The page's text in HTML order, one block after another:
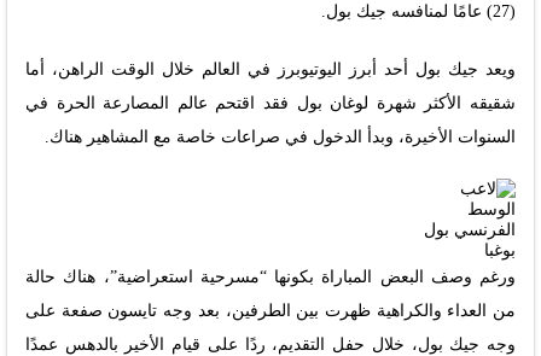
(27) عامًا لمنافسه جيك بول.
ويعد جيك بول أحد أبرز اليوتيوبرز في العالم خلال الوقت الراهن، أما
شقيقه الأكثر شهرة لوغان بول فقد اقتحم عالم المصارعة الحرة في
السنوات الأخيرة، وبدأ الدخول في صراعات خاصة مع المشاهير هناك.
ورغم وصف البعض المباراة بكونها “مسرحية استعراضية”، هناك حالة
من العداء والكراهية ظهرت بين الطرفين، بعد وجه تايسون صفعة على
وجه جيك بول، خلال حفل التقديم، ردًا على قيام الأخير بالدهس عمدًا